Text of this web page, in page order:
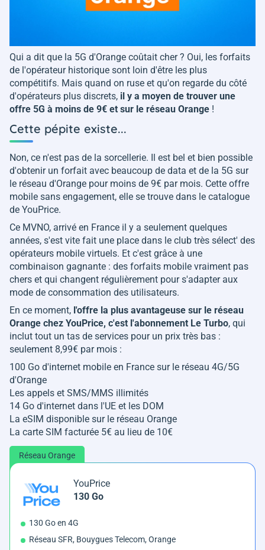
Qui a dit que la 5G d'Orange coûtait cher ? Oui, les forfaits
de l'opérateur historique sont loin d'être les plus
compétitifs. Mais quand on ruse et qu'on regarde du côté
d'opérateurs plus discrets, il y a moyen de trouver une
offre 5G à moins de 9€ et sur le réseau Orange !
Cette pépite existe...
Non, ce n'est pas de la sorcellerie. Il est bel et bien possible
d'obtenir un forfait avec beaucoup de data et de la 5G sur
le réseau d'Orange pour moins de 9€ par mois. Cette offre
mobile sans engagement, elle se trouve dans le catalogue
de YouPrice.
Ce MVNO, arrivé en France il y a seulement quelques
années, s'est vite fait une place dans le club très sélect' des
opérateurs mobile virtuels. Et c'est grâce à une
combinaison gagnante : des forfaits mobile vraiment pas
chers et qui changent régulièrement pour s'adapter aux
mode de consommation des utilisateurs.
En ce moment, l'offre la plus avantageuse sur le réseau
Orange chez YouPrice, c'est l'abonnement Le Turbo, qui
inclut tout un tas de services pour un prix très bas :
seulement 8,99€ par mois :
100 Go d'internet mobile en France sur le réseau 4G/5G
d'Orange
Les appels et SMS/MMS illimités
14 Go d'internet dans l'UE et les DOM
La eSIM disponible sur le réseau Orange
La carte SIM facturée 5€ au lieu de 10€
Réseau Orange
YouPrice
130 Go
130 Go en 4G
Réseau SFR, Bouygues Telecom, Orange